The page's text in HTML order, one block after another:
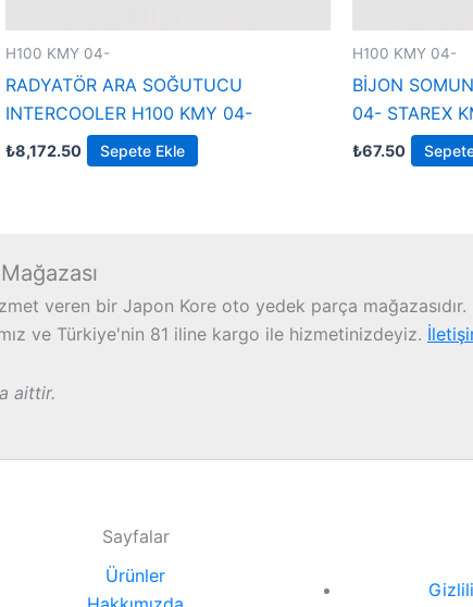
H100 KMY 04-
RADYATÖR ARA SOĞUTUCU
INTERCOOLER H100 KMY 04-
₺8,172.50 Sepete Ekle
H100 KMY 04-
BİJON
04- STAREX
₺67.50
veren bir Japon Kore oto yedek parça
ve Türkiye'nin 81 iline kargo ile hizmetinizdeyiz.
aittir.
Sayfalar
Ürünler